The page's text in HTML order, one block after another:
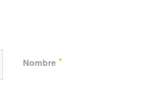
Nombre *